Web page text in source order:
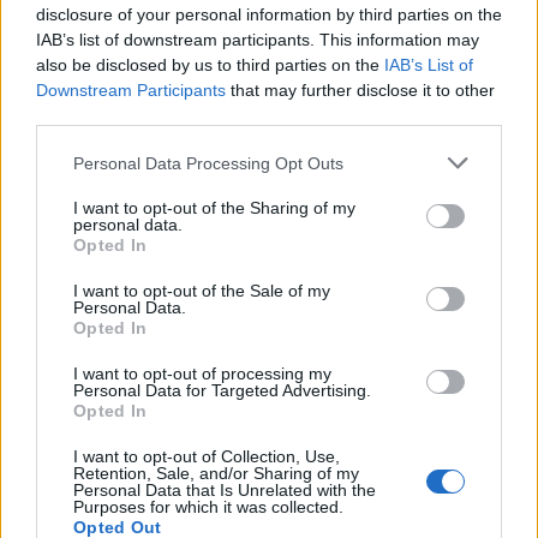
disclosure of your personal information by third parties on the
IAB’s list of downstream participants. This information may
also be disclosed by us to third parties on the IAB’s List of
Downstream Participants that may further disclose it to other
Please note that this website/app uses one or more Google
not limited to your visit or usage behaviour. You may click to
grant or deny consent to Google and its third-party tags to
use your data for below specified purposes in below Google
consent section.
Personal Data Processing Opt Outs
I want to opt-out of the Sharing of my
personal data.
Opted In
I want to opt-out of the Sale of my
Personal Data.
Opted In
I want to opt-out of processing my
Personal Data for Targeted Advertising.
Opted In
I want to opt-out of Collection, Use,
Retention, Sale, and/or Sharing of my
Personal Data that Is Unrelated with the
Purposes for which it was collected.
Opted Out